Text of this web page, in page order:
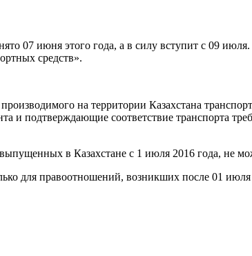
07 июня этого года, а в силу вступит с 09
средств».
на территории Казахстана
и подтверждающие соответствие транспорта
в Казахстане с 1 июля 2016 года, не
для правоотношений, возникших после 01 июля